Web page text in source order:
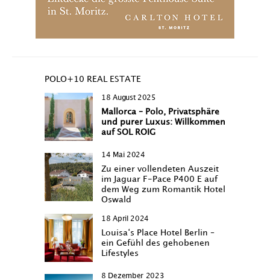
POLO+10 REAL ESTATE
18 August 2025
Mallorca – Polo, Privatsphäre
und purer Luxus: Willkommen
auf SOL ROIG
14 Mai 2024
Zu einer vollendeten Auszeit
im Jaguar F-Pace P400 E auf
dem Weg zum Romantik Hotel
Oswald
18 April 2024
Louisa‘s Place Hotel Berlin –
ein Gefühl des gehobenen
Lifestyles
8 Dezember 2023